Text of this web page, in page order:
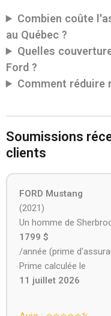
Combien coûte
au Québec ?
Quelles
Ford ?
Comment réduire
Soumissions
clients
FORD Mustang
(2021)
Un homme de
1799 $
/année (prime
Prime calculée le
11 juillet 2026